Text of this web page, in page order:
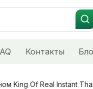
Контакты
King Of Real Instant